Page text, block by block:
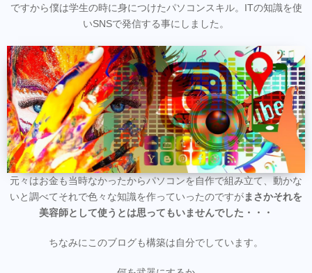
ですから僕は学生の時に身につけたパソコンスキル。ITの知識を使
いSNSで発信する事にしました。
元々はお金も当時なかったからパソコンを自作で組み立て、動かな
いと調べてそれで色々な知識を作っていったのですがまさかそれを
美容師として使うとは思ってもいませんでした・・・
ちなみにこのブログも構築は自分でしています。